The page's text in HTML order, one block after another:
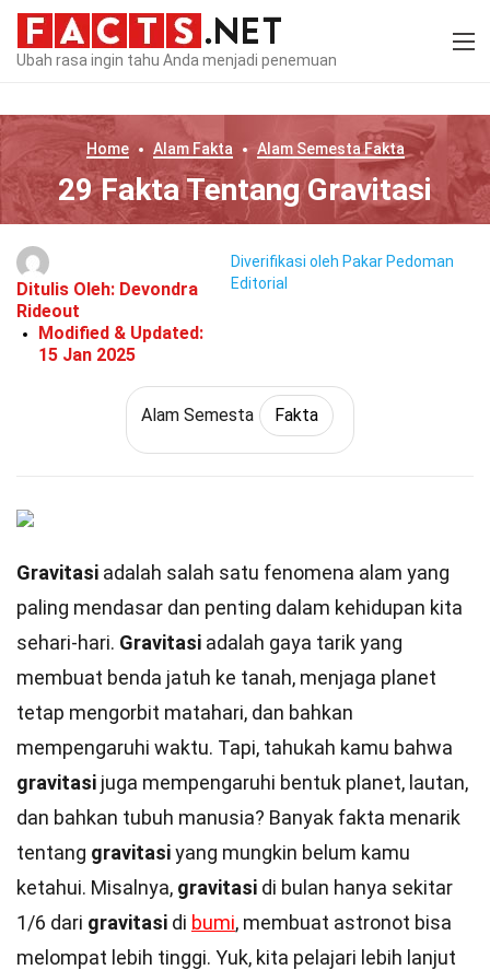
Ubah rasa ingin tahu Anda menjadi penemuan
Home AlamFakta Alam SemestaFakta
29 Fakta Tentang Gravitasi
Ditulis Oleh: Devondra
Rideout
Modified & Updated:
15 Jan 2025
Diverifikasi oleh Pakar Pedoman
Editorial
Alam Semesta Fakta
Gravitasi adalah salah satu fenomena alam yang
paling mendasar dan penting dalam kehidupan kita
sehari-hari. Gravitasi adalah gaya tarik yang
membuat benda jatuh ke tanah, menjaga planet
tetap mengorbit matahari, dan bahkan
mempengaruhi waktu. Tapi, tahukah kamu bahwa
gravitasi juga mempengaruhi bentuk planet, lautan,
dan bahkan tubuh manusia? Banyak fakta menarik
tentang gravitasiyang mungkin belum kamu
ketahui. Misalnya, gravitasi di bulan hanya sekitar
1/6 dari gravitasi di bumi, membuat astronot bisa
melompat lebih tinggi. Yuk, kita pelajari lebih lanjut